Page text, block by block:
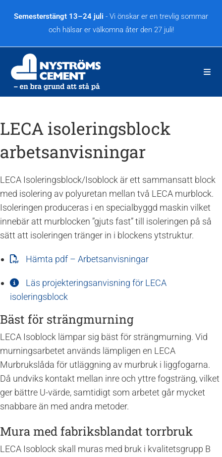
Semesterstängt 13–24 juli - Vi önskar er en trevlig sommar
och hälsar er välkomna åter den 27 juli!
LECA isoleringsblock
arbetsanvisningar
LECA Isoleringsblock/Isoblock är ett sammansatt block
med isolering av polyuretan mellan två LECA murblock.
Isoleringen produceras i en specialbyggd maskin vilket
innebär att murblocken ”gjuts fast” till isoleringen på så
sätt att isoleringen tränger in i blockens ytstruktur.
Hämta pdf – Arbetsanvisningar
Läs projekteringsanvisning för LECA
isoleringsblock
Bäst för strängmurning
LECA Isoblock lämpar sig bäst för strängmurning. Vid
murningsarbetet används lämpligen en LECA
Murbrukslåda för utläggning av murbruk i liggfogarna.
Då undviks kontakt mellan inre och yttre fogsträng, vilket
ger bättre U-värde, samtidigt som arbetet går mycket
snabbare än med andra metoder.
Mura med fabriksblandat torrbruk
LECA Isoblock skall muras med bruk i kvalitetsgrupp B